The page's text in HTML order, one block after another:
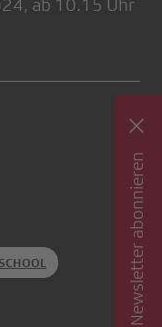
ab 10.15 Uhr
Newsletter abonnieren